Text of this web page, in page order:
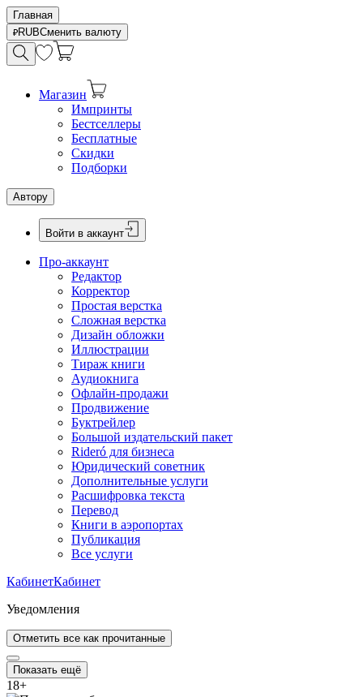
Главная
RUBСменить валюту
Магазин
Импринты
Бестселлеры
Бесплатные
Скидки
Подборки
Автору
Войти в аккаунт
Про-аккаунт
Редактор
Корректор
Простая верстка
Сложная верстка
Дизайн обложки
Иллюстрации
Тираж книги
Аудиокнига
Офлайн-продажи
Продвижение
Буктрейлер
Большой издательский пакет
Rideró для бизнеса
Юридический советник
Дополнительные услуги
Расшифровка текста
Перевод
Книги в аэропортах
Публикация
Все услуги
КабинетКабинет
Уведомления
Отметить все как прочитанные
Показать ещё
18+